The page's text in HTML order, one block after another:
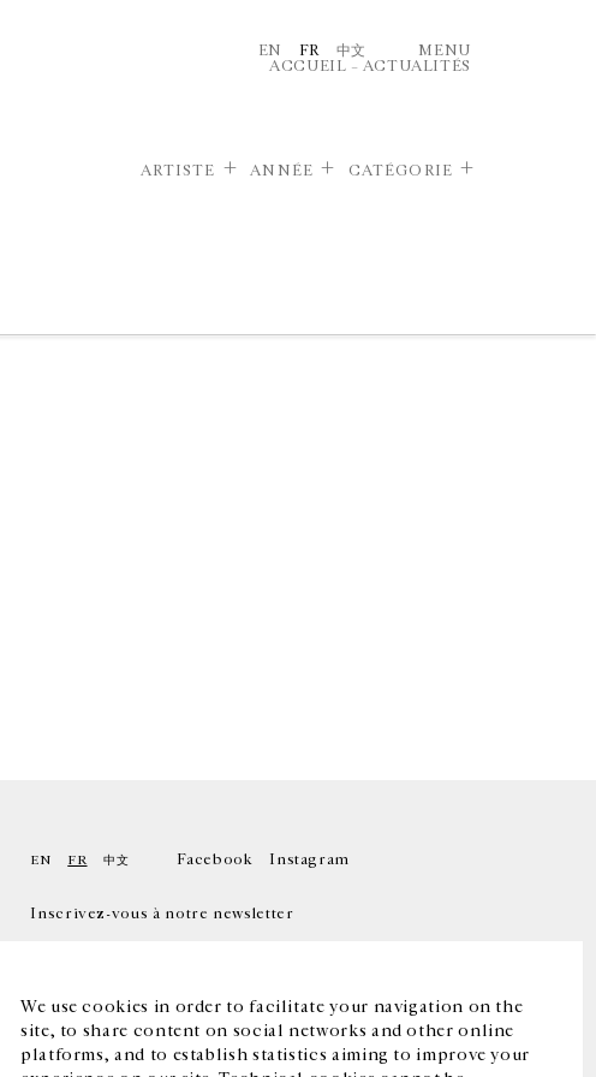
We use cookies in order to facilitate your navigation on the
site, to share content on social networks and other online
platforms, and to establish statistics aiming to improve your
EN FR 中文
MENU
ACCUEIL – ACTUALITÉS
ARTISTE ANNÉE CATÉGORIE
EN FR 中文 Facebook Instagram
Inscrivez-vous à notre newsletter